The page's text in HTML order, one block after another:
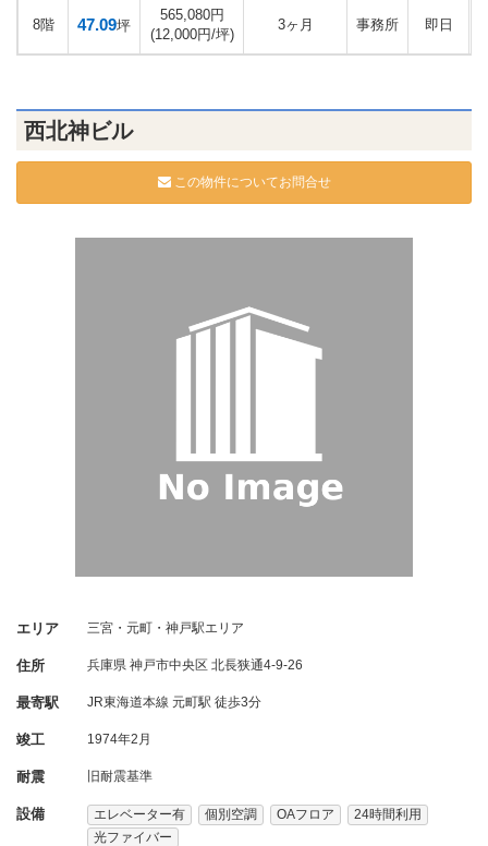
8階 47.09坪
565,080円
(12,000円/坪)
3ヶ月 事務所 即日
西北神ビル
この物件についてお問合せ
エリア 三宮・元町・神戸駅エリア
住所 兵庫県 神戸市中央区 北長狭通4-9-26
最寄駅 JR東海道本線 元町駅 徒歩3分
竣工 1974年2月
耐震 旧耐震基準
設備 エレベーター有 個別空調 OAフロア
24時間利用
光ファイバー